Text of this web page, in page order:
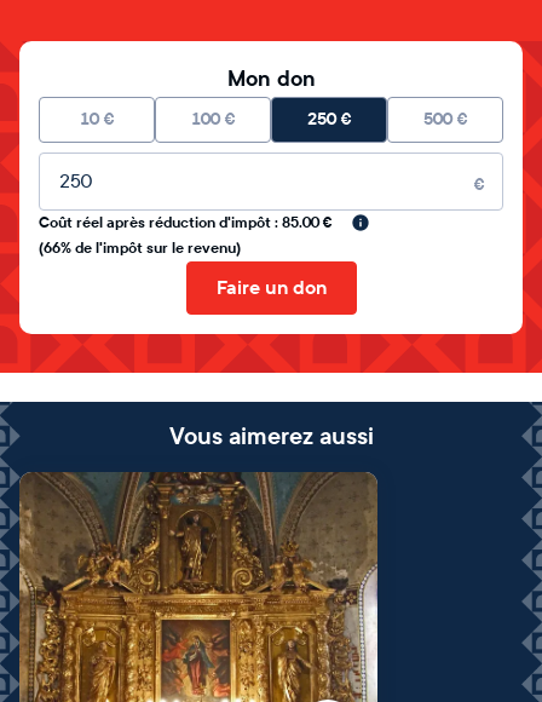
Mon don
10 € 100 € 250€ 500 €
Montant libre
€
Coût réel après réduction d'impôt : 85.00 €
(66% de l'impôt sur le revenu)
Faire un don
Vous aimerez aussi